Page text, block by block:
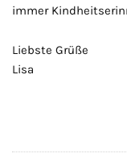
immer
Liebste Grüße
Lisa